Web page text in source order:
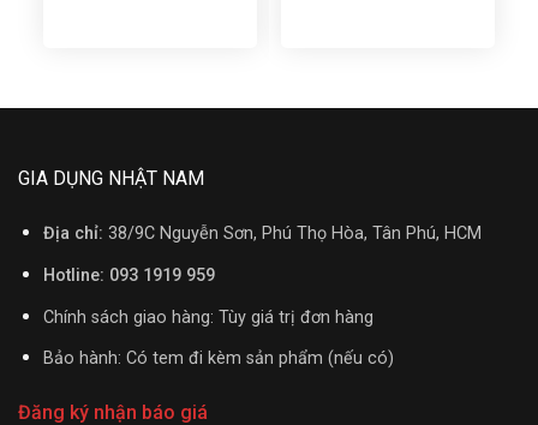
GIA DỤNG NHẬT NAM
Địa chỉ: 38/9C Nguyễn Sơn, Phú Thọ Hòa, Tân Phú, HCM
Hotline: 093 1919 959
Chính sách giao hàng: Tùy giá trị đơn hàng
Bảo hành: Có tem đi kèm sản phẩm (nếu có)
Đăng ký nhận báo giá